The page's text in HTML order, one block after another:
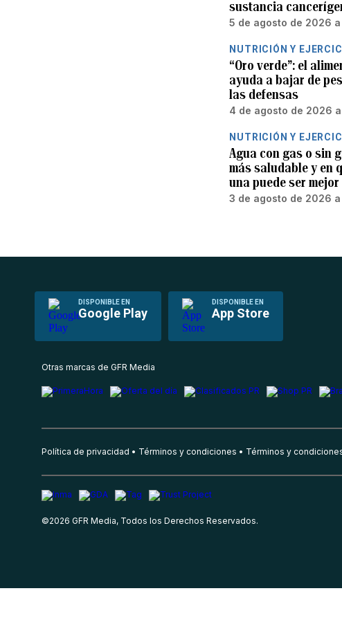
sustancia
5 de agosto de 2026 a
NUTRICIÓN Y
“Oro verde”: el
ayuda a bajar de
las defensas
4 de agosto de 2026 a
NUTRICIÓN Y
Agua con gas o sin
más saludable y en
una puede ser
3 de agosto de 2026 a
DISPONIBLE EN
Google Play
DISPONIBLE EN
App Store
Otras marcas de GFR Media
Política de privacidad Términos y condiciones Términos y
©2026 GFR Media, Todos los Derechos Reservados.